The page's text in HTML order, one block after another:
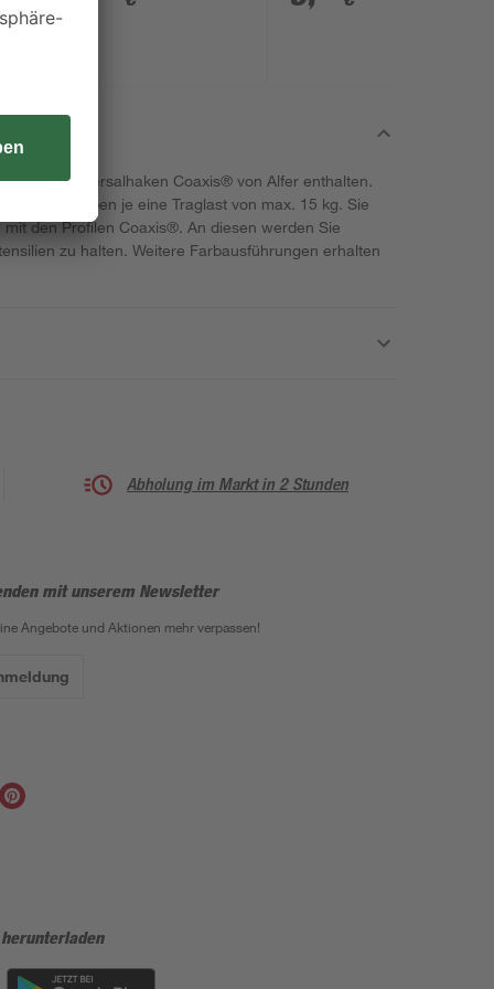
Universalhaken Coaxis® von Alfer enthalten.
und haben je eine Traglast von max. 15 kg. Sie
den Profilen Coaxis®. An diesen werden Sie
zu halten. Weitere Farbausführungen erhalten
Abholung im Markt in 2 Stunden
mit unserem Newsletter
Angebote und Aktionen mehr verpassen!